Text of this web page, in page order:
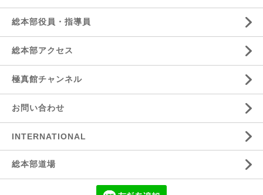
総本部役員・指導員
総本部アクセス
極真館チャンネル
お問い合わせ
INTERNATIONAL
総本部道場